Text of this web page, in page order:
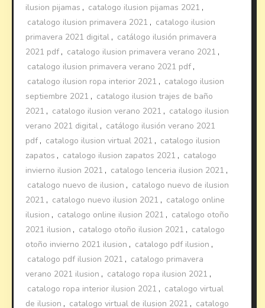
ilusion pijamas , catalogo ilusion pijamas 2021 ,
catalogo ilusion primavera 2021 , catalogo ilusion
primavera 2021 digital , catálogo ilusión primavera
2021 pdf , catalogo ilusion primavera verano 2021 ,
catalogo ilusion primavera verano 2021 pdf ,
catalogo ilusion ropa interior 2021 , catalogo ilusion
septiembre 2021 , catalogo ilusion trajes de baño
2021 , catalogo ilusion verano 2021 , catalogo ilusion
verano 2021 digital , catálogo ilusión verano 2021
pdf , catalogo ilusion virtual 2021 , catalogo ilusion
zapatos , catalogo ilusion zapatos 2021 , catalogo
invierno ilusion 2021 , catalogo lenceria ilusion 2021 ,
catalogo nuevo de ilusion , catalogo nuevo de ilusion
2021 , catalogo nuevo ilusion 2021 , catalogo online
ilusion , catalogo online ilusion 2021 , catalogo otoño
2021 ilusion , catalogo otoño ilusion 2021 , catalogo
otoño invierno 2021 ilusion , catalogo pdf ilusion ,
catalogo pdf ilusion 2021 , catalogo primavera
verano 2021 ilusion , catalogo ropa ilusion 2021 ,
catalogo ropa interior ilusion 2021 , catalogo virtual
de ilusion , catalogo virtual de ilusion 2021 , catalogo